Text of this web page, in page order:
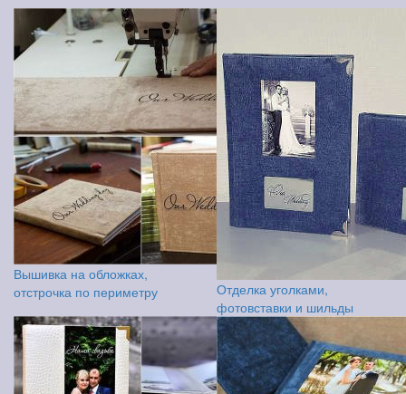
Вышивка на обложках,
отстрочка по периметру
Отделка уголками,
фотовставки и шильды